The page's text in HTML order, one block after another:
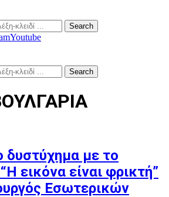
Search
Youtube
Search
δυστύχημα με το
εικόνα είναι φρικτή”
Εσωτερικών